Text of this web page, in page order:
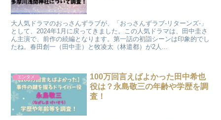
大人気ドラマのおっさんずラブが、「おっさんずラブ-リターンズ-」
として、2024年1月に戻ってきました。この人気ドラマは、田中圭さ
ん主演で、前作の続編となります。第一話の初詣シーンは印象的でし
たね。春田創一（田中圭）と牧凌太（林遣都）が2人...
エンタメ
100万回言えばよかった田中希也
役は？永島敬三の年齢や学歴を調
査！